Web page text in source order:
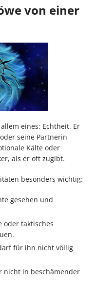
von einer
eines: Echtheit. Er
seine Partnerin
Kälte oder
als er oft zugibt.
besonders wichtig:
gesehen und
oder taktisches
für ihn nicht völlig
nicht in beschämender